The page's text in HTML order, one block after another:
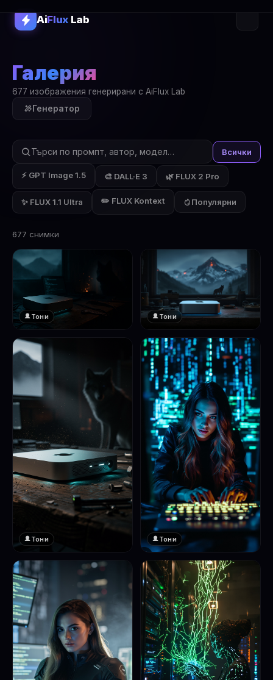
AiFluxLab
Галерия
677 изображения генерирани с AiFlux Lab
Генератор
Всички
⚡ GPT Image 1.5 🎨 DALL·E 3 🌿 FLUX 2 Pro
✨ FLUX 1.1 Ultra ✏️ FLUX Kontext Популярни
677 снимки
Тони Тони
Тони
❤️
1
Тони